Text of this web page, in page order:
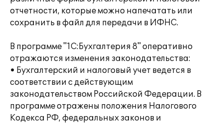
отчетности, которые можно напечатать или
сохранить в файл для передачи в ИФНС.
В программе "1С:Бухгалтерия 8" оперативно
отражаются изменения законодательства:
• Бухгалтерский и налоговый учет ведется в
соответствии с действующим
законодательством Российской Федерации. В
программе отражены положения Налогового
Кодекса РФ, федеральных законов и